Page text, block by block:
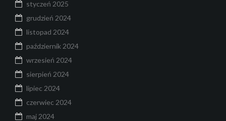
styczeń 2025
grudzień 2024
listopad 2024
październik 2024
wrzesień 2024
sierpień 2024
lipiec 2024
czerwiec 2024
maj 2024